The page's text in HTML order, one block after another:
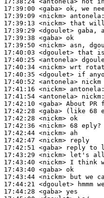
17:39:00 <gaba>
17:39:09 <nickm> antonela:
17:39:13 <nickm>
17:39:29 <dgoulet>
17:39:38 <gaba>
17:39:50 <nickm>
17:40:03 <dgoulet>
17:40:25 <antonela>
17:40:34 <nickm>
17:40:35 <dgoulet>
17:40:52 <antonela>
17:41:16 <nickm> antonela:
17:41:54 <antonela> nickm:
17:42:10 <gaba>
17:42:28 <gaba>
17:42:28 <nickm>
17:42:36 <nickm>
17:42:44 <nickm>
17:42:47 <nickm>
17:42:51 <gaba>
17:43:29 <nickm>
17:43:40 <nickm>
17:43:40 <gaba>
17:43:44 <nickm>
17:44:21 <dgoulet>
17:44:28 <gaba>